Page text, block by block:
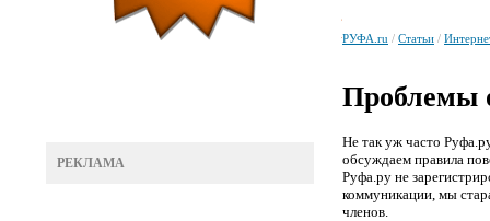
РЕКЛАМА
РУФА.ru / Статьи /
Проблемы
Не так уж часто
обсуждаем правила
Руфа.ру не
коммуникации, мы
членов.